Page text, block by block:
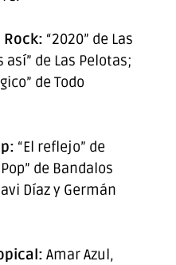
Rock: “2020” de Las
así” de Las Pelotas;
de Todo
“El reflejo” de
de Bandalos
Díaz y Germán
Amar Azul,